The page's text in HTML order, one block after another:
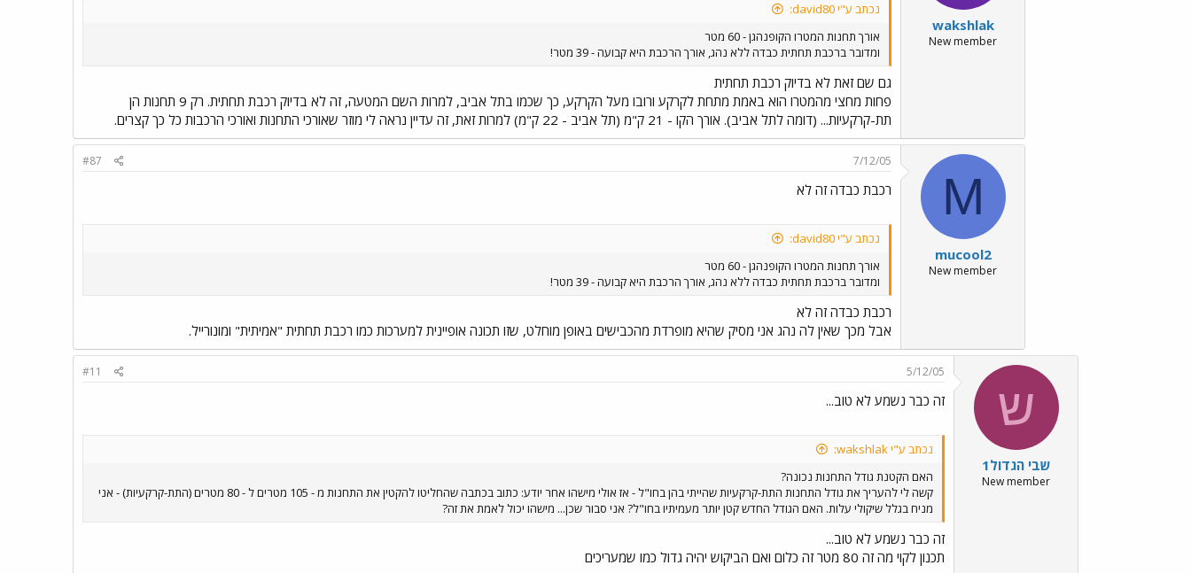
wakshlak
New member
נכתב ע"י david80:
אורך תחנות המטרו הקופנהגן - 60 מטר
ומדובר ברכבת תחתית כבדה ללא נהג, אורך הרכבת היא קבועה - 39 מטר!
גם שם זאת לא בדיוק רכבת תחתית
פחות מחצי מהמטרו הוא באמת מתחת לקרקע ורובו מעל הקרקע, כך שכמו בתל אביב, למרות השם המטעה, זה לא בדיוק רכבת תחתית. רק 9 תחנות הן
תת-קרקעיות... (דומה לתל אביב). אורך הקו - 21 ק"מ (תל אביב - 22 ק"מ) למרות זאת, זה עדיין נראה לי מוזר שאורכי התחנות ואורכי הרכבות כל כך קצרים.
M
mucool2
New member
7/12/05
#87
רכבת כבדה זה לא
נכתב ע"י david80:
אורך תחנות המטרו הקופנהגן - 60 מטר
ומדובר ברכבת תחתית כבדה ללא נהג, אורך הרכבת היא קבועה - 39 מטר!
רכבת כבדה זה לא
אבל מכך שאין לה נהג אני מסיק שהיא מופרדת מהכבישים באופן מוחלט, שזו תכונה אופיינית למערכות כמו רכבת תחתית "אמיתית" ומונורייל.
ש
שבי הגדול1
New member
5/12/05
#11
זה כבר נשמע לא טוב...
נכתב ע"י wakshlak:
האם הקטנת גודל התחנות נכונה?
קשה לי להעריך את גודל התחנות התת-קרקעיות שהייתי בהן בחו"ל - אז אולי מישהו אחר יודע: כתוב בכתבה שהחליטו להקטין את התחנות מ - 105 מטרים ל - 80 מטרים (התת-קרקעיות) - אני
מניח בגלל שיקולי עלות. האם הגודל החדש קטן יותר מעמיתיו בחו"ל? אני סבור שכן... מישהו יכול לאמת את זה?
זה כבר נשמע לא טוב...
תכנון לקוי מה זה 80 מטר זה כלום ואם הביקוש יהיה גדול כמו שמעריכים